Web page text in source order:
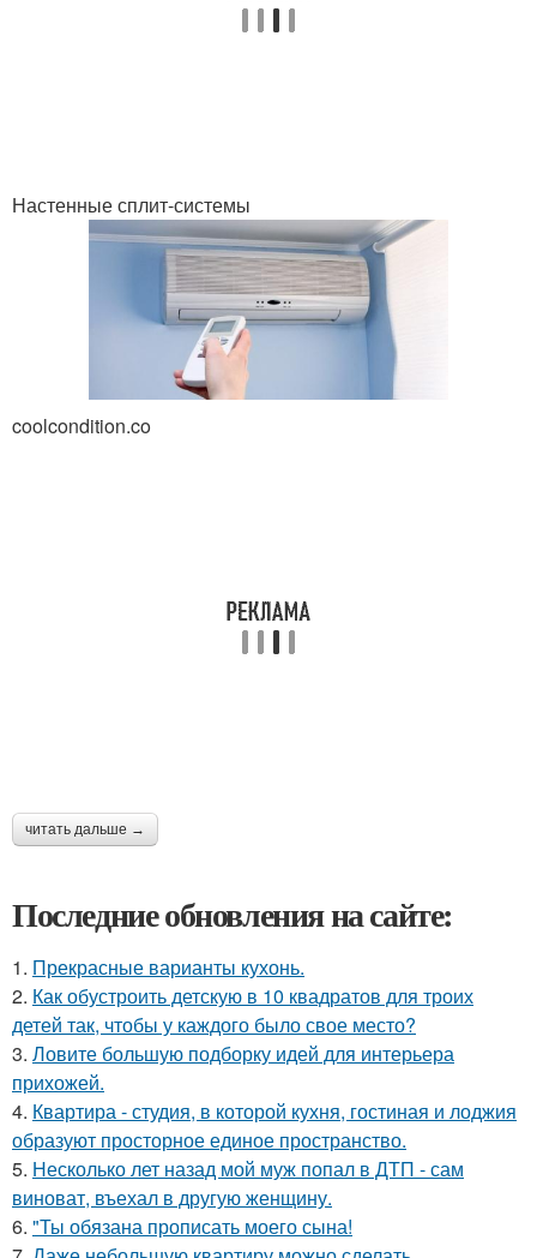
Настенные сплит-системы
coolcondition.co
читать дальше →
Последние обновления на сайте:
1. Прекрасные варианты кухонь.
2. Как обустроить детскую в 10 квадратов для троих
детей так, чтобы у каждого было свое место?
3. Ловите большую подборку идей для интерьера
прихожей.
4. Квартира - студия, в которой кухня, гостиная и лоджия
образуют просторное единое пространство.
5. Несколько лет назад мой муж попал в ДТП - сам
виноват, въехал в другую женщину.
6. "Ты обязана прописать моего сына!